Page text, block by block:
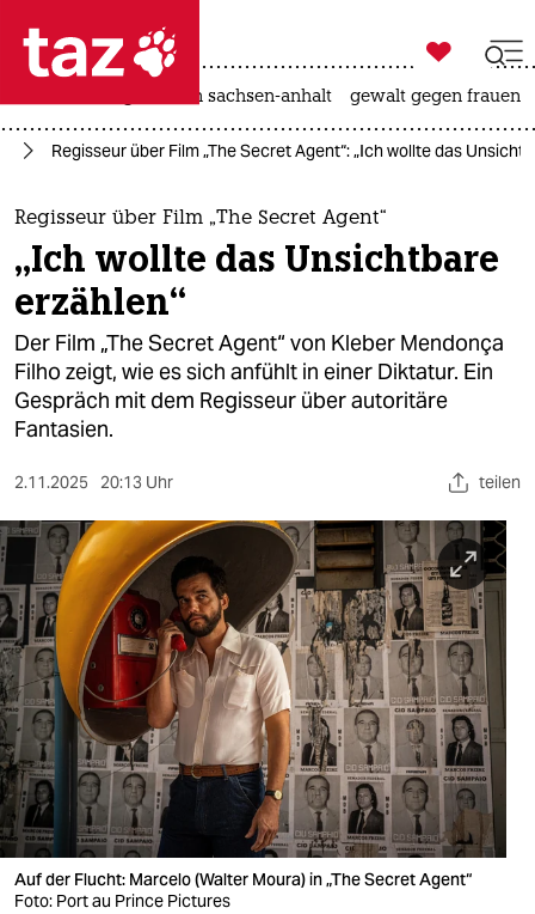
 taz zahl ich
taz zahl ich
themen
politik
öko
gesellschaft
kultur
sport
berlin
nord
wahrheit
verlag
verlag
veranstaltungen
shop
fragen & hilfe

taz zahl ich
landtagswahl in sachsen-anhalt gewalt gegen frauen
Regisseur über Film „The Secret Agent“: „Ich wollte das
Regisseur über Film „The Secret Agent“
„Ich wollte das Unsichtbare
erzählen“
Der Film „The Secret Agent“ von Kleber Mendonça
Filho zeigt, wie es sich anfühlt in einer Diktatur. Ein
Gespräch mit dem Regisseur über autoritäre
Fantasien.
2.11.2025 20:13 Uhr teilen
Auf der Flucht: Marcelo (Walter Moura) in „The Secret Agent“
Foto: Port au Prince Pictures